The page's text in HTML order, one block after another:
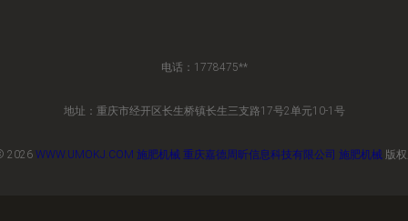
电话：1778475**
地址：重庆市经开区长生桥镇长生三支路17号2单元10-1号
2026 WWW.UMOKJ.COM 施肥机械 重庆嘉德周昕信息科技有限公司 施肥机械 版